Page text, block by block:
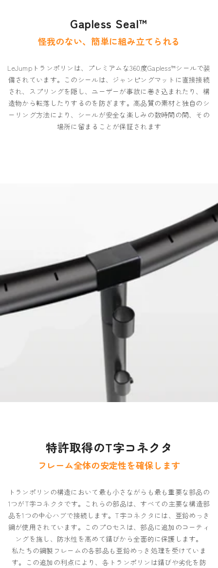
Gapless Seal™
怪我のない、簡単に組み立てられる
LeJumpトランポリンは、プレミアムな360度Gapless™シールで装
備されています。このシールは、ジャンピングマットに直接接続
され、スプリングを隠し、ユーザーが事故に巻き込まれたり、構
造物から転落したりするのを防ぎます。高品質の素材と独自のシ
ーリング方法により、シールが安全な楽しみの数時間の間、その
場所に留まることが保証されます
特許取得のT字コネクタ
フレーム全体の安定性を確保します
トランポリンの構造において最も小さながらも最も重要な部品の
1つがT字コネクタです。これらの部品は、すべての主要な構造部
品を1つの中心ハブで接続します。T字コネクタには、亜鉛めっき
鋼が使用されています。このプロセスは、部品に追加のコーティ
ングを施し、防水性を高めて錆びから全面的に保護します。
私たちの鋼製フレームの各部品も亜鉛めっき処理を受けていま
す。この追加の利点により、各トランポリンは錆びや劣化を防